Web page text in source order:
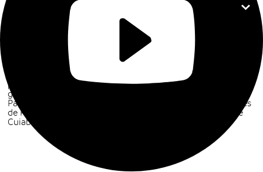
Photoage: para o uso e proteção diária
Agora que você já conhece toda a linha Photoage, escolha
aquele que mais se adequa as suas necessidades de
tratamento de skincare e aproveite também para conferir
todos os nossos produtos da linha
Dermage.
Na Dermage sua compra é totalmente segura e garantida.
Cadastre-se em nosso site e ganhe 10% OFF na sua primeira
compra. Pague suas compras em até 6x sem juros com
parcela mínima de R$50 como troca e devolução
garantidas.
Para pedidos acima de R$159 e com entrega para as cidades
de Rio de Janeiro (RJ), São Paulo (SP), Belo Horizonte(MG) e
Cuiabá(MT), o frete é grátis.